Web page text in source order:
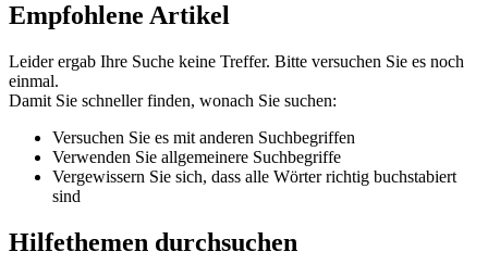
Empfohlene Artikel
Leider ergab Ihre Suche keine Treffer. Bitte versuchen Sie es noch
einmal.
Damit Sie schneller finden, wonach Sie suchen:
Versuchen Sie es mit anderen Suchbegriffen
Verwenden Sie allgemeinere Suchbegriffe
Vergewissern Sie sich, dass alle Wörter richtig buchstabiert
sind
Hilfethemen durchsuchen